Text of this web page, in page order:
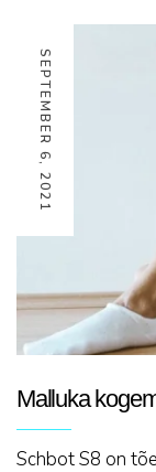
SEPTEMBER 6, 2021
Malluka
Schbot S8 on